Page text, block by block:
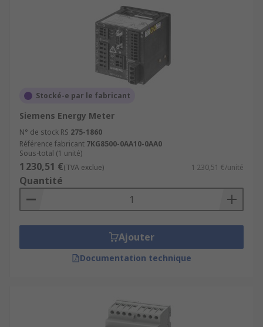
Stocké-e par le fabricant
Siemens Energy Meter
N° de stock RS 275-1860
Référence fabricant 7KG8500-0AA10-0AA0
Sous-total (1 unité)
1 230,51 €(TVA exclue) 1 230,51 €/unité
Quantité
Ajouter
Documentation technique